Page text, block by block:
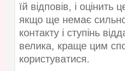
їй відповів, і оцінить
якщо ще немає
контакту і ступінь
велика, краще цим
користуватися.